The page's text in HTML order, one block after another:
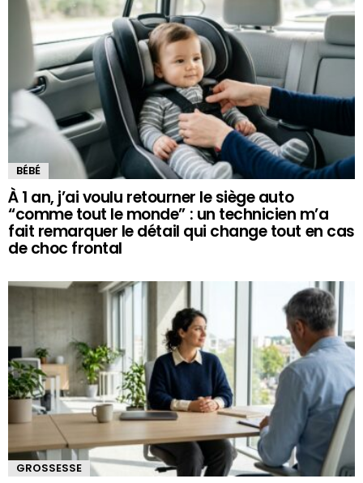
BÉBÉ
À 1 an, j’ai voulu retourner le siège auto
“comme tout le monde” : un technicien m’a
fait remarquer le détail qui change tout en cas
de choc frontal
GROSSESSE